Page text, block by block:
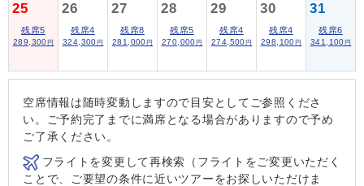
25
残席5
289,300 円
26
残席4
324,300 円
27
残席8
281,000 円
28
残席5
270,000 円
29
残席4
274,500 円
30
残席4
298,100 円
31
残席6
341,100 円
空席情報は随時変動しますので目安としてご参照くださ
い。ご予約完了までに満席となる場合がありますので予め
ご了承ください。
フライトを変更して再検索（フライトをご変更いただく
ことで、ご要望の条件に近いツアーをお探しいただけま